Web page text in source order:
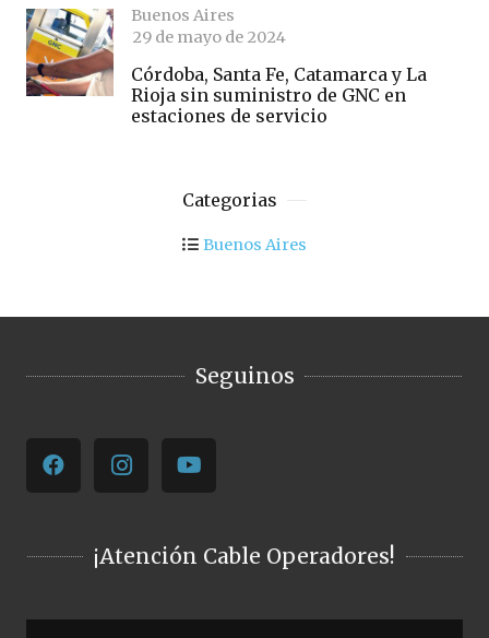
Buenos Aires
29 de mayo de 2024
Córdoba, Santa Fe, Catamarca y La
Rioja sin suministro de GNC en
estaciones de servicio
Categorias
Buenos Aires
Seguinos
¡Atención Cable Operadores!